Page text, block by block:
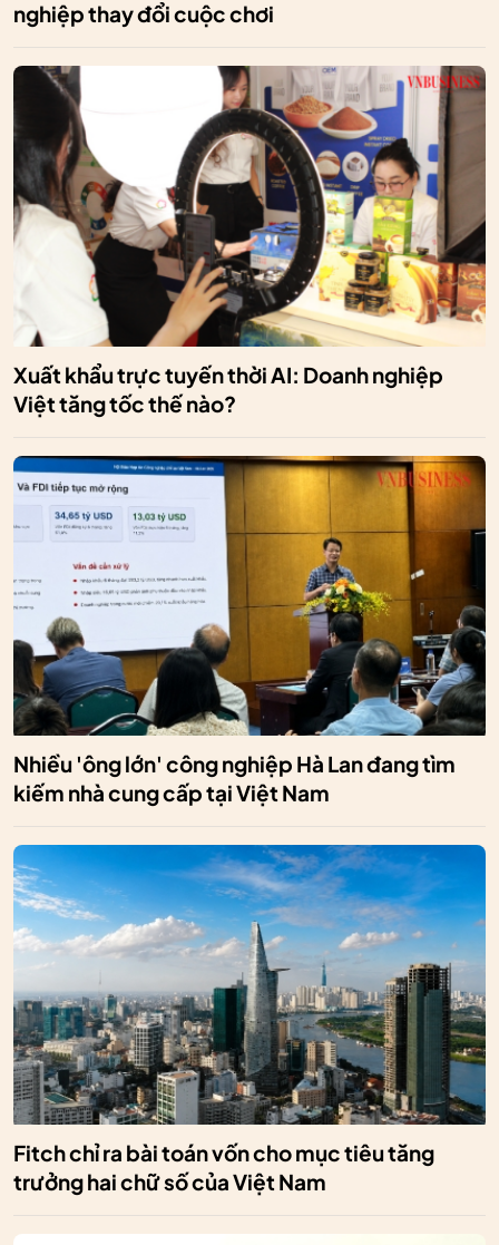
nghiệp thay đổi cuộc chơi
Xuất khẩu trực tuyến thời AI: Doanh nghiệp
Việt tăng tốc thế nào?
Nhiều 'ông lớn' công nghiệp Hà Lan đang tìm
kiếm nhà cung cấp tại Việt Nam
Fitch chỉ ra bài toán vốn cho mục tiêu tăng
trưởng hai chữ số của Việt Nam